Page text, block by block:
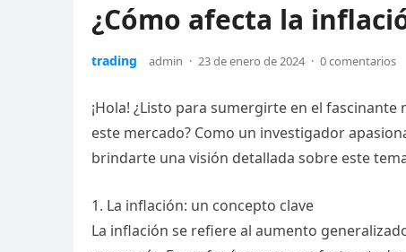
¿Cómo afecta la
trading admin · 23 de enero de 2024 · 0 comentarios
¡Hola! ¿Listo para sumergirte en el
este mercado? Como un investigador
brindarte una visión detallada sobre este
1. La inflación: un concepto clave
La inflación se refiere al aumento